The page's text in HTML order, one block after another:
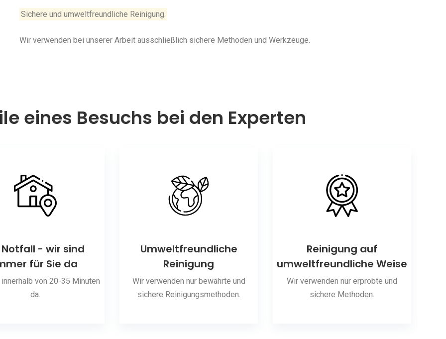
Sichere und umweltfreundliche Reinigung.
Wir verwenden bei unserer Arbeit ausschließlich sichere Methoden und Werkzeuge.
eines Besuchs bei den Experten
- wir sind
für Sie da
von 20-35 Minuten
da.
Umweltfreundliche
Reinigung
Wir verwenden nur bewährte und
sichere Reinigungsmethoden.
Reinigung auf
umweltfreundliche Weise
Wir verwenden nur erprobte und
sichere Methoden.